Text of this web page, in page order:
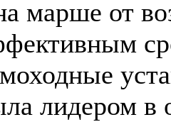
марше от
лидером в